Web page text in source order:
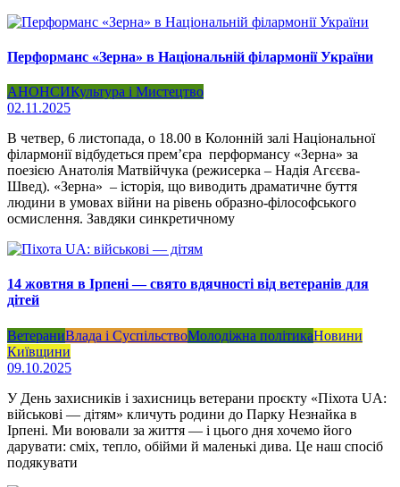
Перформанс «Зерна» в Національній філармонії України
АНОНСИКультура і Мистецтво
02.11.2025
В четвер, 6 листопада, о 18.00 в Колонній залі Національної
філармонії відбудеться прем’єра перформансу «Зерна» за
поезією Анатолія Матвійчука (режисерка – Надія Агєєва-
Швед). «Зерна» – історія, що виводить драматичне буття
людини в умовах війни на рівень образно-філософського
осмислення. Завдяки синкретичному
14 жовтня в Ірпені — свято вдячності від ветеранів для
дітей
ВетераниВлада і СуспільствоМолодіжна політикаНовини
Київщини
09.10.2025
У День захисників і захисниць ветерани проєкту «Піхота UA:
військові — дітям» кличуть родини до Парку Незнайка в
Ірпені. Ми воювали за життя — і цього дня хочемо його
дарувати: сміх, тепло, обійми й маленькі дива. Це наш спосіб
подякувати